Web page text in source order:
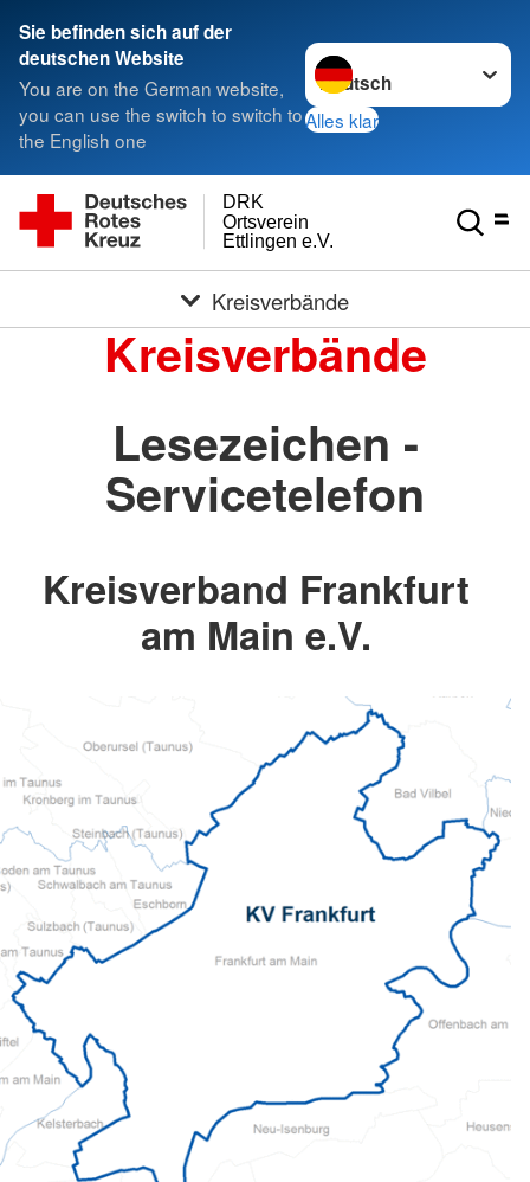
Sie befinden sich auf der
deutschen Website
You are on the German website,
you can use the switch to switch to
the English one
Sprache wechseln zu
Alles klar
Ettlingen e.V.
Ortsverein
DRK
Kreisverbände
Kreisverbände
Lesezeichen -
Servicetelefon
Kreisverband Frankfurt
am Main e.V.